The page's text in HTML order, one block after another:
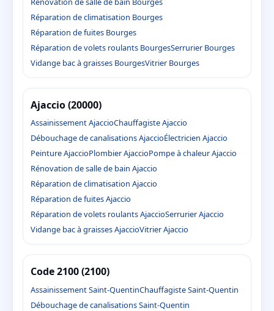
Réparation de climatisation Bourges
Réparation de fuites Bourges
Réparation de volets roulants BourgesSerrurier Bourges
Vidange bac à graisses BourgesVitrier Bourges
Ajaccio (20000)
Assainissement AjaccioChauffagiste Ajaccio
Débouchage de canalisations AjaccioÉlectricien Ajaccio
Peinture AjaccioPlombier AjaccioPompe à chaleur Ajaccio
Rénovation de salle de bain Ajaccio
Réparation de climatisation Ajaccio
Réparation de fuites Ajaccio
Réparation de volets roulants AjaccioSerrurier Ajaccio
Vidange bac à graisses AjaccioVitrier Ajaccio
Code 2100 (2100)
Assainissement Saint-QuentinChauffagiste Saint-Quentin
Débouchage de canalisations Saint-Quentin